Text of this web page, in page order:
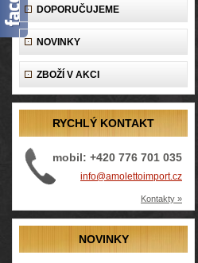
DOPORUČUJEME
NOVINKY
ZBOŽÍ V AKCI
RYCHLÝ KONTAKT
mobil: +420 776 701 035
info@amolettoimport.cz
Kontakty »
NOVINKY